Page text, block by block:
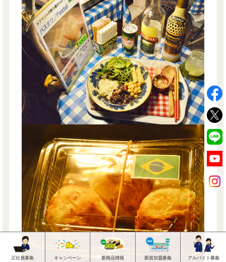
正社員募集 キャンペーン 新商品情報 新規加盟募集 アルバイト募集